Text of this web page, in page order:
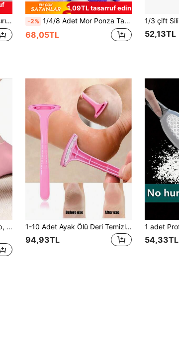
Hediye
1,09TL tasarruf edin
-2% 1/4/8 Adet Mor Ponza Taşı, PU Malzeme, Profesyonel Eksfoliye Edici Ovma Taşları, Ayaklar, Eller ve Vücut Bakımı İçin Uygun - Ayak Ponza Taşı, Sertleşmiş Deriyi ve Nasırları Temizler, Ayak Bakımı, Nasır Temizleme, Ayak Peelingi, Sevgililer Günü Hediyesi, Yeni Yıl Hediyesi
68,05TL 52,13TL
Kaymaz Tabanlı Silikon Çorap, Erkek ve Kadınlar İçin Yeniden Kullanılabilir Nemlendirici Ayak Çorabı, Elastik Silikon Nemlendirici Çorap, Gece Spa, Banyo Temizlik Ürünleri, Üniversite Pedikür Gereçleri, Yurt Odası Bakımı, Apartman Pedikür Malzemeleri
1-10 Adet Ayak Ölü Deri Temizleme Bakım Aleti, Ayak Bakım Ölü Deri Kazıyıcısı, Ergonomik Tasarım, Dayanıklı Sap, Taşınabilir ve Kolay Temizlenen, Ayak Tıraşlama Aleti, Topuk Törpüsü, Profesyonel Ev Tipi Ayak Bakım Aleti, Ölü Deri ve Kuru Çatlamış Deriyi Temizlemek İçin Mükemmel
94,93TL 54,33TL